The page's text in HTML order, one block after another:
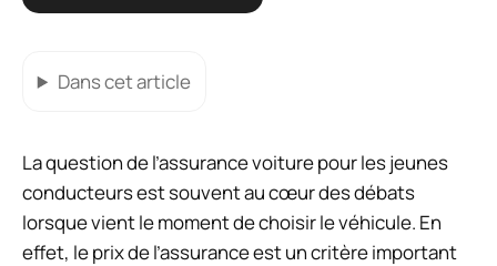
Dans cet article
La question de l’assurance voiture pour les jeunes
conducteurs est souvent au cœur des débats
lorsque vient le moment de choisir le véhicule. En
effet, le prix de l’assurance est un critère important